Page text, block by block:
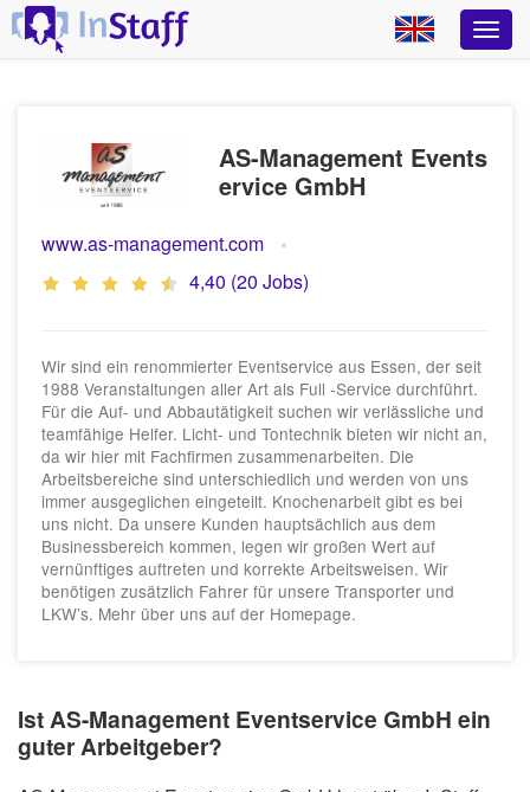
AS-Management Events
ervice GmbH
www.as-management.com
4,40 (20 Jobs)
Wir sind ein renommierter Eventservice aus Essen, der seit
1988 Veranstaltungen aller Art als Full -Service durchführt.
Für die Auf- und Abbautätigkeit suchen wir verlässliche und
teamfähige Helfer. Licht- und Tontechnik bieten wir nicht an,
da wir hier mit Fachfirmen zusammenarbeiten. Die
Arbeitsbereiche sind unterschiedlich und werden von uns
immer ausgeglichen eingeteilt. Knochenarbeit gibt es bei
uns nicht. Da unsere Kunden hauptsächlich aus dem
Businessbereich kommen, legen wir großen Wert auf
vernünftiges auftreten und korrekte Arbeitsweisen. Wir
benötigen zusätzlich Fahrer für unsere Transporter und
LKW’s. Mehr über uns auf der Homepage.
Ist AS-Management Eventservice GmbH ein
guter Arbeitgeber?